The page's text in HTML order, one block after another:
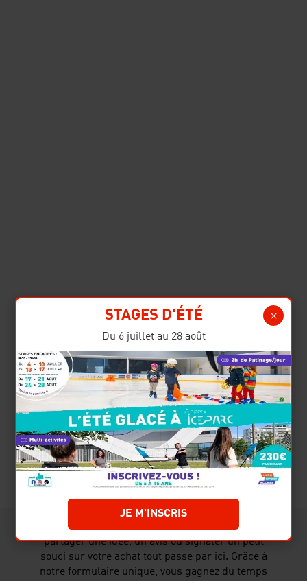
STAGES D'ÉTÉ
Du 6 juillet au 28 août
JE M'INSCRIS
Venir en bus :accès direct par la ligne 9, arrêt
faculté ou Berges de Maine
Venir en tram
: Ligne A - arrêt Berges de
Maine
En voiture :accès direct par l'autoroute Océane
A11, sortie CHU / Palais des Congrès, à
proximité de la Faculté de droit et d'économie
Saint-Serge (parking sous-terrain payant)
Après l’effort, le débrief ! Que vous souhaitiez
partager une idée, un avis ou signaler un petit
souci sur votre achat tout passe par ici. Grâce à
notre formulaire unique, vous gagnez du temps